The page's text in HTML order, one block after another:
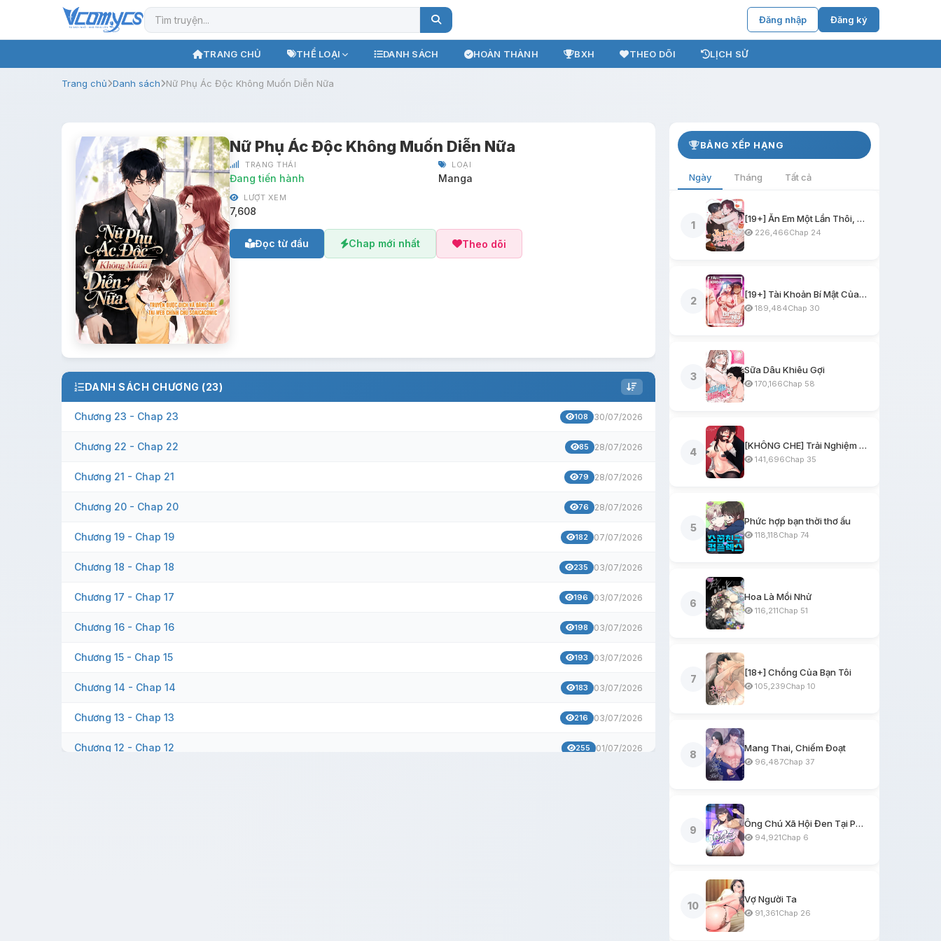
Đăng nhập Đăng ký
TRANG CHỦ THỂ LOẠI DANH SÁCH HOÀN THÀNH BXH THEO DÕI LỊCH SỬ
Trang chủ Danh sách Nữ Phụ Ác Độc Không Muốn Diễn Nữa
Nữ Phụ Ác Độc Không Muốn Diễn Nữa
TRẠNG THÁI
Đang tiến hành
LOẠI
Manga
LƯỢT XEM
7,608
Đọc từ đầu Chap mới nhất Theo dõi
DANH SÁCH CHƯƠNG (23)
Chương 23 - Chap 23 108 30/07/2026
Chương 22 - Chap 22 85 28/07/2026
Chương 21 - Chap 21 79 28/07/2026
Chương 20 - Chap 20 76 28/07/2026
Chương 19 - Chap 19 182 07/07/2026
Chương 18 - Chap 18 235 03/07/2026
Chương 17 - Chap 17 196 03/07/2026
Chương 16 - Chap 16 198 03/07/2026
Chương 15 - Chap 15 193 03/07/2026
Chương 14 - Chap 14 183 03/07/2026
Chương 13 - Chap 13 216 03/07/2026
Chương 12 - Chap 12 255 01/07/2026
BẢNG XẾP HẠNG
Ngày Tháng Tất cả
1
[19+] Ăn Em Một Lần Thôi, Oppa
226,466Chap 24
2
[19+] Tài Khoản Bí Mật Của Nữ Giáo Sư
189,484Chap 30
3
Sữa Dâu Khiêu Gợi
170,166Chap 58
4
[KHÔNG CHE] Trải Nghiệm Một Ngày Workshop BDSM
141,696Chap 35
5
Phức hợp bạn thời thơ ấu
118,118Chap 74
6
Hoa Là Mồi Nhử
116,211Chap 51
7
[18+] Chồng Của Bạn Tôi
105,239Chap 10
8
Mang Thai, Chiếm Đoạt
96,487Chap 37
9
Ông Chú Xã Hội Đen Tại Phòng Trọ
94,921Chap 6
10
Vợ Người Ta
91,361Chap 26